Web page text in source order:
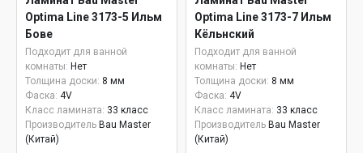
Optima Line 3173-5 Ильм
Бове
Подходит для ванной
комнаты: Нет
Толщина доски: 8 мм
Фаска: 4V
Класс ламината: 33 класс
Производитель Bau Master
(Китай)
Optima Line 3173-7 Ильм
Кёльнский
Подходит для ванной
комнаты: Нет
Толщина доски: 8 мм
Фаска: 4V
Класс ламината: 33 класс
Производитель Bau Master
(Китай)